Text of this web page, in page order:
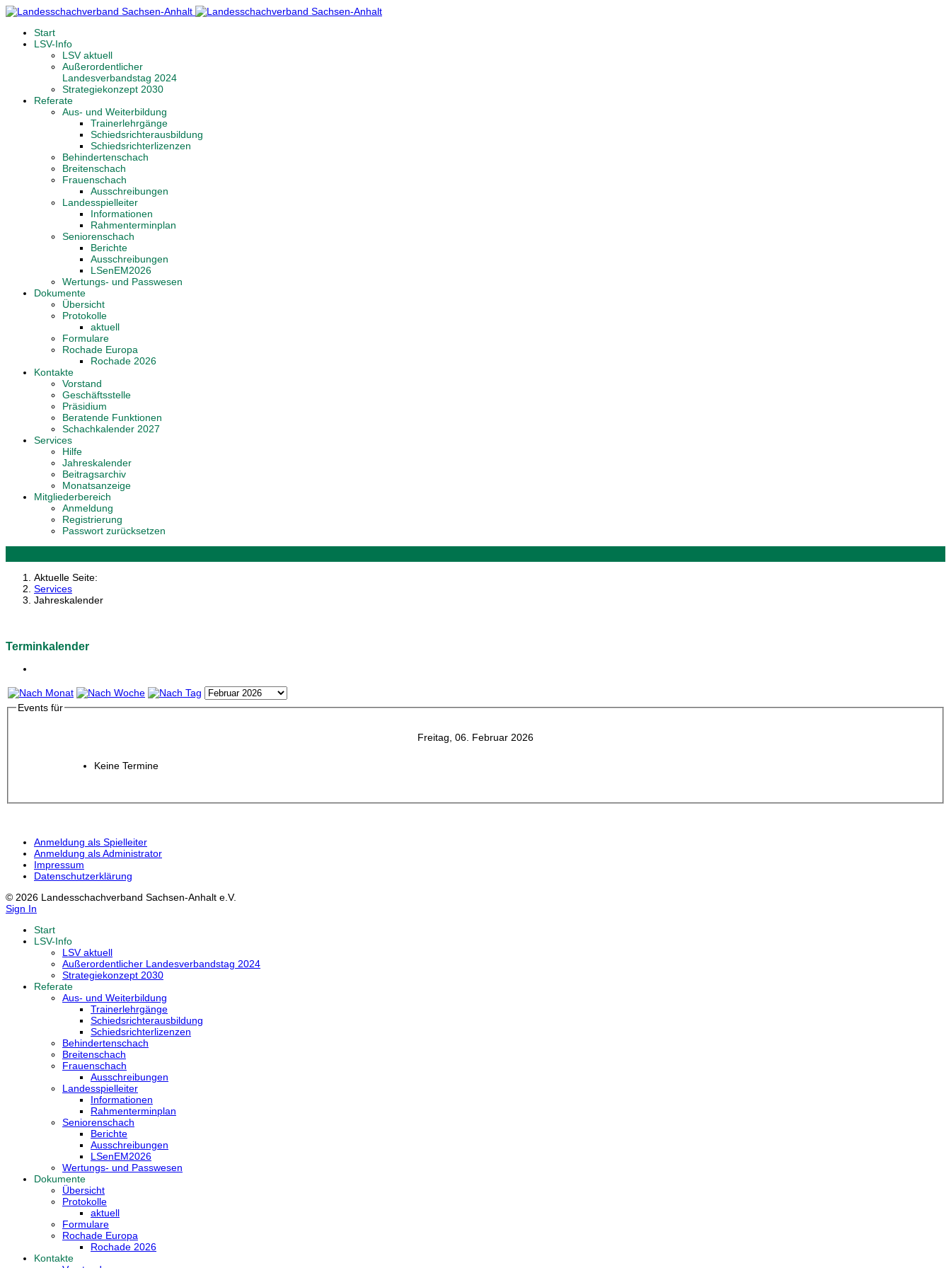
Start
LSV-Info
LSV aktuell
Außerordentlicher
Landesverbandstag 2024
Strategiekonzept 2030
Referate
Aus- und Weiterbildung
Trainerlehrgänge
Schiedsrichterausbildung
Schiedsrichterlizenzen
Behindertenschach
Breitenschach
Frauenschach
Ausschreibungen
Landesspielleiter
Informationen
Rahmenterminplan
Seniorenschach
Berichte
Ausschreibungen
LSenEM2026
Wertungs- und Passwesen
Dokumente
Übersicht
Protokolle
aktuell
Formulare
Rochade Europa
Rochade 2026
Kontakte
Vorstand
Geschäftsstelle
Präsidium
Beratende Funktionen
Schachkalender 2027
Services
Hilfe
Jahreskalender
Beitragsarchiv
Monatsanzeige
Mitgliederbereich
Anmeldung
Registrierung
Passwort zurücksetzen
Aktuelle Seite:
Services
Jahreskalender
Terminkalender
Events für
Freitag, 06. Februar 2026
Keine Termine
Anmeldung als Spielleiter
Anmeldung als Administrator
Impressum
Datenschutzerklärung
© 2026 Landesschachverband Sachsen-Anhalt e.V.
Sign In
Start
LSV-Info
LSV aktuell
Außerordentlicher Landesverbandstag 2024
Strategiekonzept 2030
Referate
Aus- und Weiterbildung
Trainerlehrgänge
Schiedsrichterausbildung
Schiedsrichterlizenzen
Behindertenschach
Breitenschach
Frauenschach
Ausschreibungen
Landesspielleiter
Informationen
Rahmenterminplan
Seniorenschach
Berichte
Ausschreibungen
LSenEM2026
Wertungs- und Passwesen
Dokumente
Übersicht
Protokolle
aktuell
Formulare
Rochade Europa
Rochade 2026
Kontakte